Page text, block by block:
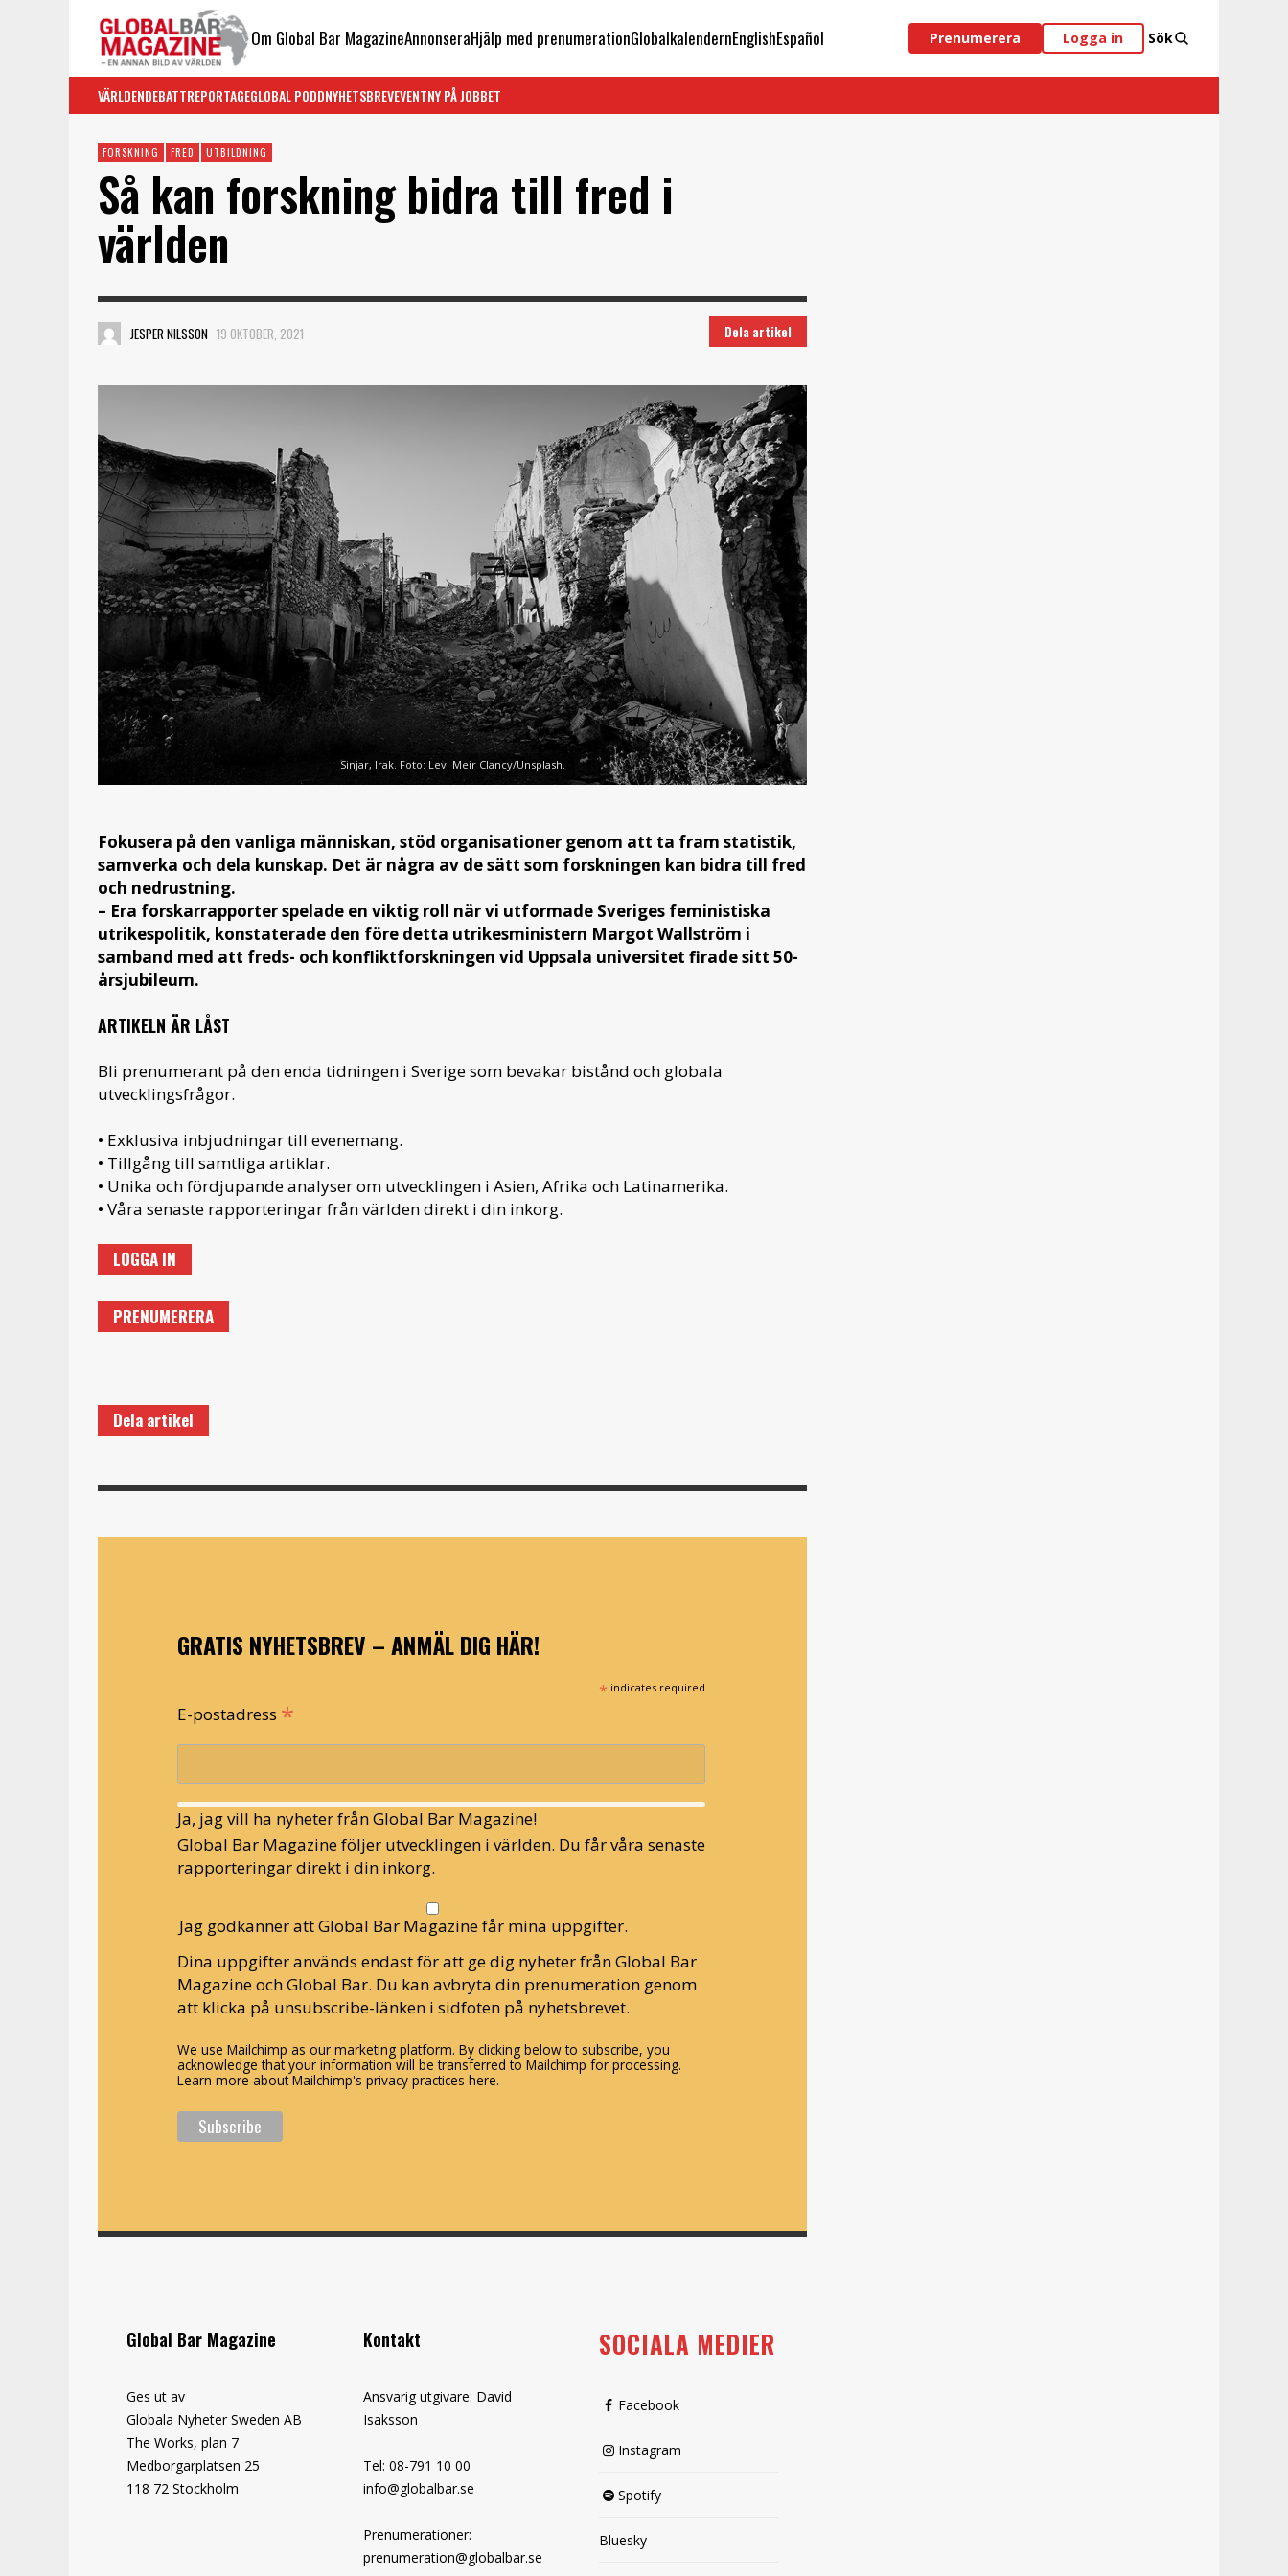
Om Global Bar MagazineAnnonseraHjälp med prenumerationGlobalkalendernEnglishEspañol Prenumerera Logga in Sök
VÄRLDENDEBATTREPORTAGEGLOBAL PODDNYHETSBREVEVENTNY PÅ JOBBET
FORSKNING FRED UTBILDNING
Så kan forskning bidra till fred i
världen
JESPER NILSSON 19 OKTOBER, 2021 Dela artikel
Sinjar, Irak. Foto: Levi Meir Clancy/Unsplash.
Fokusera på den vanliga människan, stöd organisationer genom att ta fram statistik,
samverka och dela kunskap. Det är några av de sätt som forskningen kan bidra till fred
och nedrustning.
– Era forskarrapporter spelade en viktig roll när vi utformade Sveriges feministiska
utrikespolitik, konstaterade den före detta utrikesministern Margot Wallström i
samband med att freds- och konfliktforskningen vid Uppsala universitet firade sitt 50-
årsjubileum.
ARTIKELN ÄR LÅST
Bli prenumerant på den enda tidningen i Sverige som bevakar bistånd och globala
utvecklingsfrågor.
• Exklusiva inbjudningar till evenemang.
• Tillgång till samtliga artiklar.
• Unika och fördjupande analyser om utvecklingen i Asien, Afrika och Latinamerika.
• Våra senaste rapporteringar från världen direkt i din inkorg.
LOGGA IN
PRENUMERERA
Dela artikel
GRATIS NYHETSBREV – ANMÄL DIG HÄR!
* indicates required
E-postadress *
Ja, jag vill ha nyheter från Global Bar Magazine!
Global Bar Magazine följer utvecklingen i världen. Du får våra senaste
rapporteringar direkt i din inkorg.
Jag godkänner att Global Bar Magazine får mina uppgifter.
Dina uppgifter används endast för att ge dig nyheter från Global Bar
Magazine och Global Bar. Du kan avbryta din prenumeration genom
att klicka på unsubscribe-länken i sidfoten på nyhetsbrevet.
We use Mailchimp as our marketing platform. By clicking below to subscribe, you
acknowledge that your information will be transferred to Mailchimp for processing.
Learn more about Mailchimp's privacy practices here.
Global Bar Magazine
Ges ut av
Globala Nyheter Sweden AB
The Works, plan 7
Medborgarplatsen 25
118 72 Stockholm
Kontakt
Ansvarig utgivare: David
Isaksson
Tel: 08-791 10 00
info@globalbar.se
Prenumerationer:
prenumeration@globalbar.se
SOCIALA MEDIER
Facebook
Instagram
Spotify
Bluesky